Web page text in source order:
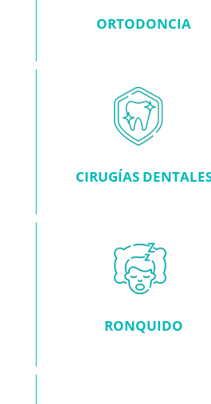
ORTODONCIA
CIRUGÍAS
RONQUIDO